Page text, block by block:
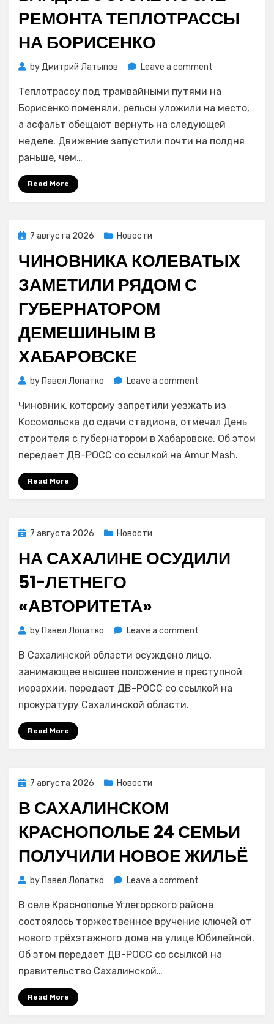
РЕМОНТА ТЕПЛОТРАССЫ
НА БОРИСЕНКО
byДмитрий Латыпов Leave a comment
трамваев
запустили
во
после
Теплотрассу под трамвайными путями на
Борисенко поменяли, рельсы уложили на место,
а асфальт обещают вернуть на следующей
неделе. Движение запустили почти на полдня
раньше, чем…
Read More
Posted
7 августа 2026 Новости
ЧИНОВНИКА КОЛЕВАТЫХ
ЗАМЕТИЛИ РЯДОМ С
ГУБЕРНАТОРОМ
ДЕМЕШИНЫМ В
ХАБАРОВСКЕ
by Павел Лопатко Leave a comment
Колеватых
заметили
рядом
губернатором
Чиновник, которому запретили уезжать из
Косомольска до сдачи стадиона, отмечал День
строителя с губернатором в Хабаровске. Об этом
передает ДВ-РОСС со ссылкой на Amur Mash.
Read More
Posted
7 августа 2026 Новости
НА САХАЛИНЕ ОСУДИЛИ
51-ЛЕТНЕГО
«АВТОРИТЕТА»
by Павел Лопатко Leave a comment
Сахалине
осудили
51-
В Сахалинской области осуждено лицо,
занимающее высшее положение в преступной
иерархии, передает ДВ-РОСС со ссылкой на
прокуратуру Сахалинской области.
Read More
Posted
7 августа 2026 Новости
В САХАЛИНСКОМ
КРАСНОПОЛЬЕ 24 СЕМЬИ
ПОЛУЧИЛИ НОВОЕ ЖИЛЬЁ
by Павел Лопатко Leave a comment
сахалинском
Краснополье
24
получили
В селе Краснополье Углегорского района
состоялось торжественное вручение ключей от
нового трёхэтажного дома на улице Юбилейной.
Об этом передает ДВ-РОСС со ссылкой на
правительство Сахалинской…
Read More